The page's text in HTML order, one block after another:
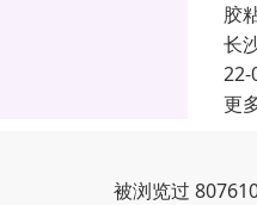
胶
长
22-
更
被浏览过